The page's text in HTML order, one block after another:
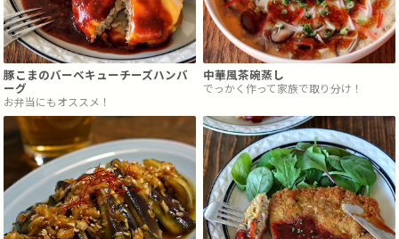
豚こまのバーベキューチーズハンバ
ーグ
お弁当にもオススメ！
中華風茶碗蒸し
でっかく作って家族で取り分け！